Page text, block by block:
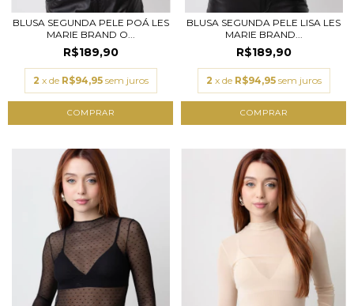
BLUSA SEGUNDA PELE POÁ LES
MARIE BRAND O...
R$189,90
2 x de R$94,95 sem juros
COMPRAR
BLUSA SEGUNDA PELE LISA LES
MARIE BRAND...
R$189,90
2 x de R$94,95 sem juros
COMPRAR